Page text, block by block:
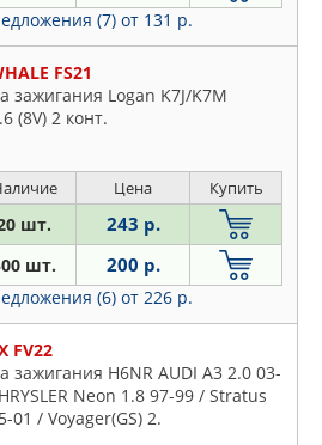
(7) от 131 р.
FS21
зажигания Logan K7J/K7M
(8V) 2 конт.
Цена Купить
шт. 243 р.
шт. 200 р.
(6) от 226 р.
FV22
зажигания H6NR AUDI A3 2.0 03-
Neon 1.8 97-99 / Stratus
01 / Voyager(GS) 2.